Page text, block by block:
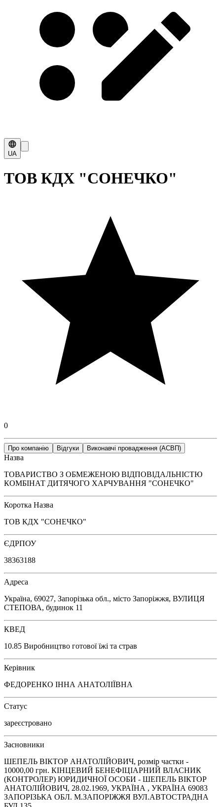
UA
ТОВ КДХ "СОНЕЧКО"
0
Про компанію Відгуки Виконавчі провадження (АСВП)
Назва
ТОВАРИСТВО З ОБМЕЖЕНОЮ ВІДПОВІДАЛЬНІСТЮ
КОМБІНАТ ДИТЯЧОГО ХАРЧУВАННЯ "СОНЕЧКО"
Коротка Назва
ТОВ КДХ "СОНЕЧКО"
ЄДРПОУ
38363188
Адреса
Україна, 69027, Запорізька обл., місто Запоріжжя, ВУЛИЦЯ
СТЕПОВА, будинок 11
КВЕД
10.85 Виробництво готової їжі та страв
Керівник
ФЕДОРЕНКО ІННА АНАТОЛІЇВНА
Статус
зареєстровано
Засновники
ШЕПЕЛЬ ВІКТОР АНАТОЛІЙОВИЧ, розмір частки -
10000,00 грн. КІНЦЕВИЙ БЕНЕФІЦІАРНИЙ ВЛАСНИК
(КОНТРОЛЕР) ЮРИДИЧНОЇ ОСОБИ - ШЕПЕЛЬ ВІКТОР
АНАТОЛІЙОВИЧ, 28.02.1969, УКРАЇНА , УКРАЇНА 69083
ЗАПОРІЗЬКА ОБЛ. М.ЗАПОРІЖЖЯ ВУЛ.АВТОСТРАДНА